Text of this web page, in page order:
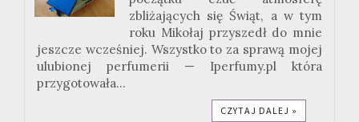
zbliżających się Świąt, a w tym
roku Mikołaj przyszedł do mnie
jeszcze wcześniej. Wszystko to za sprawą mojej
ulubionej perfumerii — Iperfumy.pl która
przygotowała...
CZYTAJ DALEJ »